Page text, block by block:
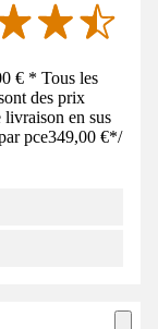
€ * Tous les
des prix
en sus
pce349,00 €*/